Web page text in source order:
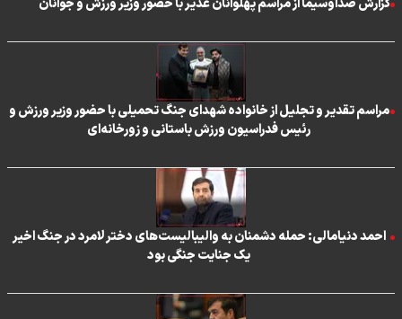
گزارش صداوسیما از مراسم پهلوانان غدیر با حضور وزیر ورزش و جوانان
مراسم تقدیر و تجلیل از خانواده شهدای جنگ تحمیلی با حضور وزیر ورزش و
رئیس فدراسیون ورزش باستانی و زورخانه‌ای
احمد دنیامالی: حمله دشمنان به والیبالیست‌های دختر لامرد در جنگ اخیر
یک جنایت جنگی بود